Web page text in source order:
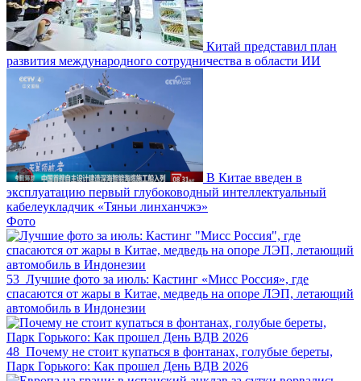
Китай представил план
развития международного сотрудничества в области ИИ
В Китае введен в
эксплуатацию первый глубоководный интеллектуальный
кабелеукладчик «Тяньи линханчжэ»
Фото
53 Лучшие фото за июль: Кастинг «Мисс Россия», где
спасаются от жары в Китае, медведь на опоре ЛЭП, летающий
автомобиль в Индонезии
48 Почему не стоит купаться в фонтанах, голубые береты,
Парк Горького: Как прошел День ВДВ 2026